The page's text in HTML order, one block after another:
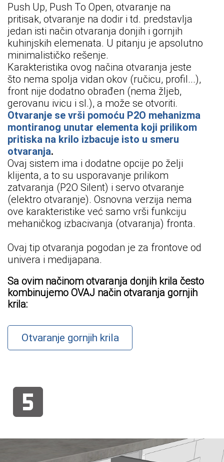
Push Up, Push To Open, otvaranje na
pritisak, otvaranje na dodir i td. predstavlja
jedan isti način otvaranja donjih i gornjih
kuhinjskih elemenata. U pitanju je apsolutno
minimalističko rešenje.
Karakteristika ovog načina otvaranja jeste
što nema spolja vidan okov (ručicu, profil...),
front nije dodatno obrađen (nema žljeb,
gerovanu ivicu i sl.), a može se otvoriti.
Otvaranje se vrši pomoću P2O mehanizma
montiranog unutar elementa koji prilikom
pritiska na krilo izbacuje isto u smeru
otvaranja.
Ovaj sistem ima i dodatne opcije po želji
klijenta, a to su usporavanje prilikom
zatvaranja (P2O Silent) i servo otvaranje
(elektro otvaranje). Osnovna verzija nema
ove karakteristike već samo vrši funkciju
mehaničkog izbacivanja (otvaranja) fronta.
Ovaj tip otvaranja pogodan je za frontove od
univera i medijapana.
Sa ovim načinom otvaranja donjih krila često
kombinujemo OVAJ način otvaranja gornjih
krila:
Otvaranje gornjih krila